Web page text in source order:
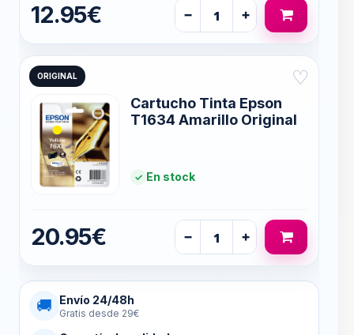
12.95€ − +
ORIGINAL ♡
Cartucho Tinta Epson
T1634 Amarillo Original
En stock
20.95€ − +
🚚 Envío 24/48h
Gratis desde 29€